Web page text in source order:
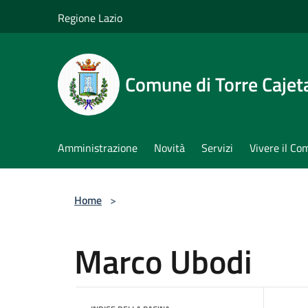
Regione Lazio
Comune di Torre
Amministrazione Novità Servizi Vivere il
Home >
Marco Ubodi